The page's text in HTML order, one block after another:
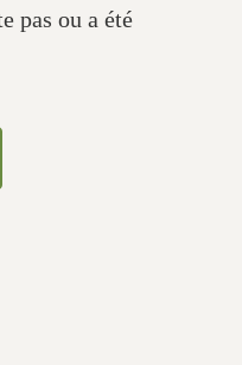
pas ou a été